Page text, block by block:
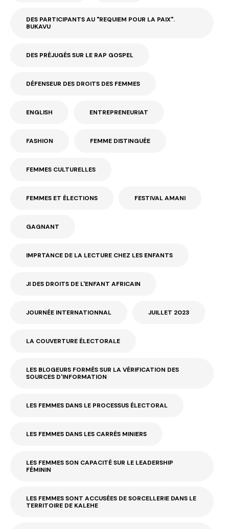
DES PARTICIPANTS AU "REQUIEM POUR LA PAIX".
BUKAVU
DES PRÉJUGÉS SUR LE RAP GOSPEL
DÉFENSEUR DES DROITS DES FEMMES
ENGLISH ENTREPRENEURIAT
FASHION FEMME DISTINGUÉE
FEMMES CULTURELLES
FEMMES ET ÉLECTIONS FESTIVAL AMANI
GAGNANT
IMPRTANCE DE LA LECTURE CHEZ LES ENFANTS
JI DES DROITS DE L'ENFANT AFRICAIN
JOURNÉE INTERNATIONNAL JUILLET 2023
LA COUVERTURE ÉLECTORALE
LES BLOGEURS FORMÉS SUR LA VÉRIFICATION DES
SOURCES D'INFORMATION
LES FEMMES DANS LE PROCESSUS ÉLECTORAL
LES FEMMES DANS LES CARRÉS MINIERS
LES FEMMES SON CAPACITÉ SUR LE LEADERSHIP
FÉMININ
LES FEMMES SONT ACCUSÉES DE SORCELLERIE DANS LE
TERRITOIRE DE KALEHE